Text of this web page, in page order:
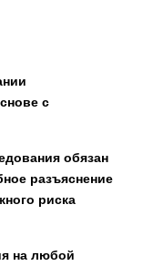
с
обязан
разъяснение
риска
на любой